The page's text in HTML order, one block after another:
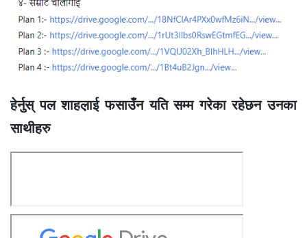
हेर्नुस् पल शाहल़ाई फसाउँन यति सम्म गरेका रहेछन उनका
साथीहरु